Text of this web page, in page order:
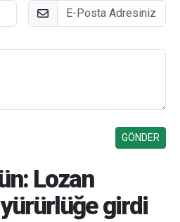
E-Posta
Lozan
girdi